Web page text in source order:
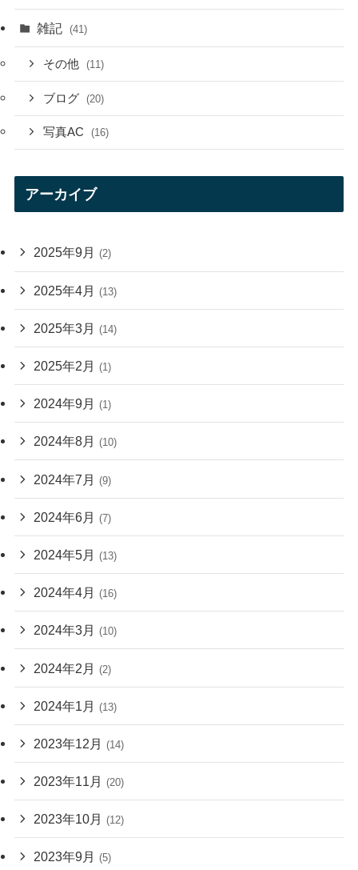
雑記 (41)
その他 (11)
ブログ (20)
写真AC (16)
アーカイブ
2025年9月 (2)
2025年4月 (13)
2025年3月 (14)
2025年2月 (1)
2024年9月 (1)
2024年8月 (10)
2024年7月 (9)
2024年6月 (7)
2024年5月 (13)
2024年4月 (16)
2024年3月 (10)
2024年2月 (2)
2024年1月 (13)
2023年12月 (14)
2023年11月 (20)
2023年10月 (12)
2023年9月 (5)